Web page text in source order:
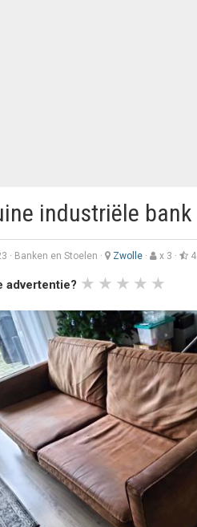
industriële bank
· Banken en Stoelen · Zwolle· x 3 · 4
advertentie?